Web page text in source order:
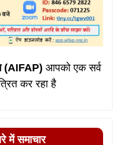
(AIFAP)आपको एक सर्व
कर रहा है
में समाचार